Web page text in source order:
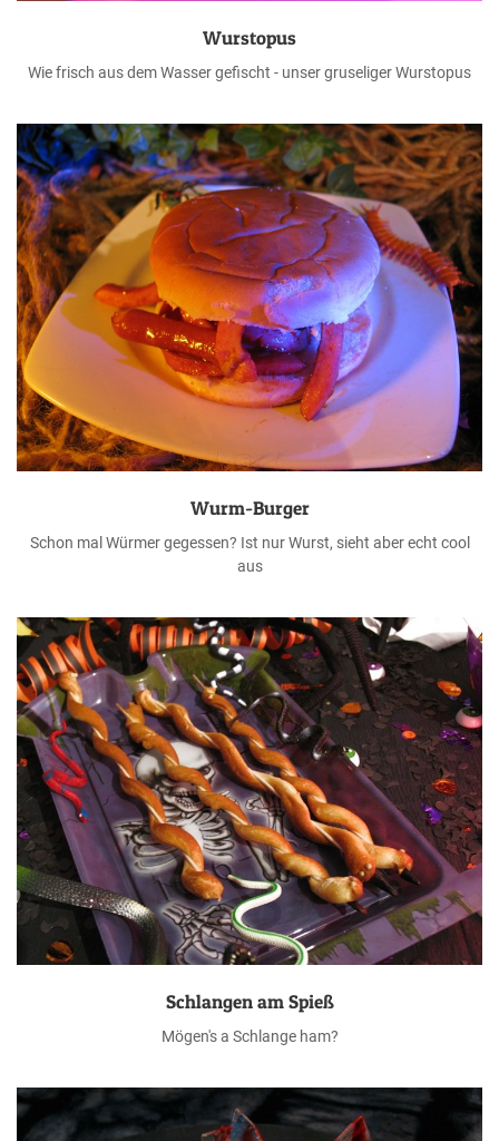
Wurstopus
Wie frisch aus dem Wasser gefischt - unser gruseliger Wurstopus
Wurm-Burger
Schon mal Würmer gegessen? Ist nur Wurst, sieht aber echt cool
aus
Schlangen am Spieß
Mögen's a Schlange ham?